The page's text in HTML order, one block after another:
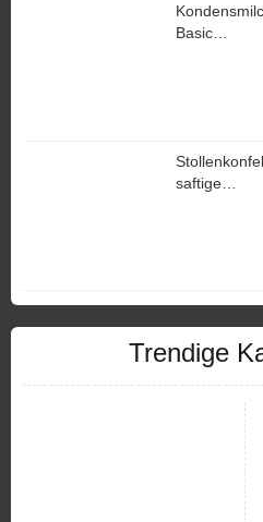
Basic…
saftige…
Trendige